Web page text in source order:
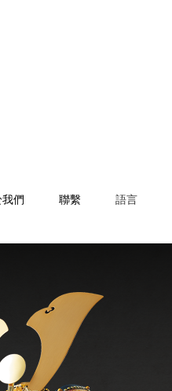
們 聯繫 語言